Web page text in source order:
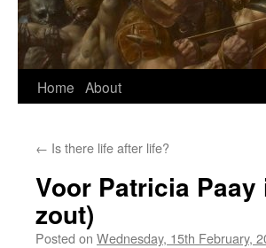
Skip
content
Home About
← Is there life after life?
Voor Patricia
zout)
Posted on Wednesday, 15th February,